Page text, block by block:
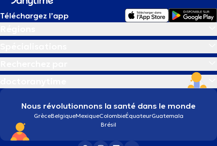
Téléchargez l’app
Nous révolutionnons la santé dans le monde
GrèceBelgiqueMexiqueColombieÉquateurGuatemala
Brésil